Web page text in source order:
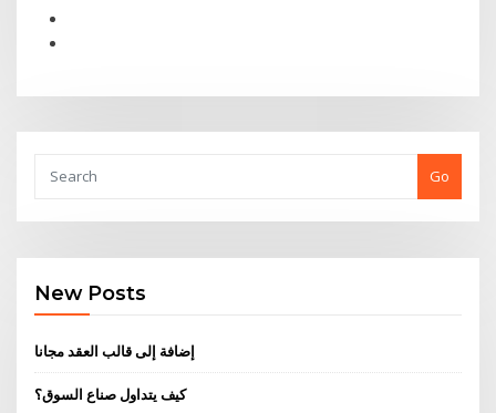
Go
New Posts
إضافة إلى قالب العقد مجانا
كيف يتداول صناع السوق؟